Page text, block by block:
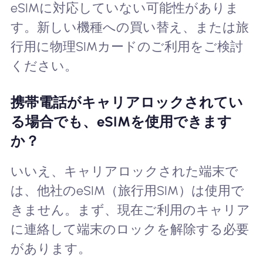
eSIMに対応していない可能性がありま
す。新しい機種への買い替え、または旅
行用に物理SIMカードのご利用をご検討
ください。
携帯電話がキャリアロックされてい
る場合でも、eSIMを使用できます
か？
いいえ、キャリアロックされた端末で
は、他社のeSIM（旅行用SIM）は使用で
きません。まず、現在ご利用のキャリア
に連絡して端末のロックを解除する必要
があります。